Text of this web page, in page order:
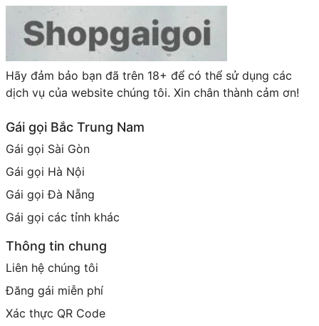
Hãy đảm bảo bạn đã trên 18+ để có thể sử dụng các
dịch vụ của website chúng tôi. Xin chân thành cảm ơn!
Gái gọi Bắc Trung Nam
Gái gọi Sài Gòn
Gái gọi Hà Nội
Gái gọi Đà Nẵng
Gái gọi các tỉnh khác
Thông tin chung
Liên hệ chúng tôi
Đăng gái miễn phí
Xác thực QR Code